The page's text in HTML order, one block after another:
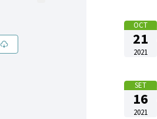
OCT
21
2021
SET
16
2021